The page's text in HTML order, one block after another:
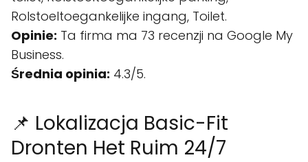
Rolstoeltoegankelijke ingang, Toilet.
Opinie: Ta firma ma 73 recenzji na Google My
Business.
Średnia opinia: 4.3/5.
📌 Lokalizacja Basic-Fit
Dronten Het Ruim 24/7